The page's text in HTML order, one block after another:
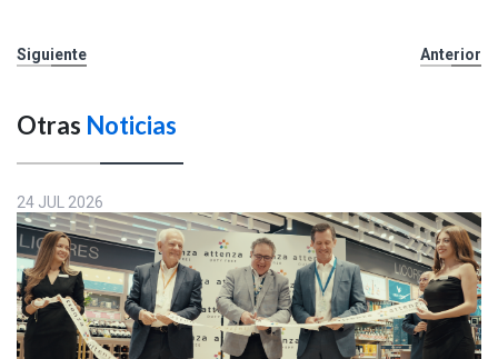
Siguiente Anterior
Otras Noticias
24 JUL 2026